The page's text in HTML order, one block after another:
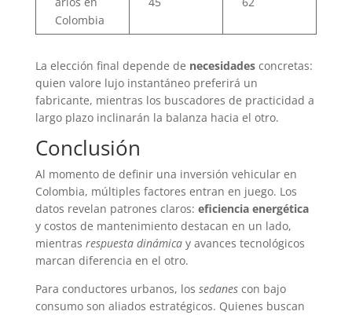
Colombia
La elección final depende de necesidadesconcretas:
quien valore lujo instantáneo preferirá un
fabricante, mientras los buscadores de practicidad a
largo plazo inclinarán la balanza hacia el otro.
Conclusión
Al momento de definir una inversión vehicular en
Colombia, múltiples factores entran en juego. Los
datos revelan patrones claros: eficiencia energética
y costos de mantenimiento destacan en un lado,
mientras respuesta dinámicay avances tecnológicos
marcan diferencia en el otro.
Para conductores urbanos, los sedanescon bajo
consumo son aliados estratégicos. Quienes buscan